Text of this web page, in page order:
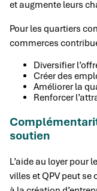
et augmente leurs
Pour les quartiers
commerces
Diversifier
Créer des
Améliorer la
Renforcer
soutien
L’aide au loyer pour
villes et QPV peut se